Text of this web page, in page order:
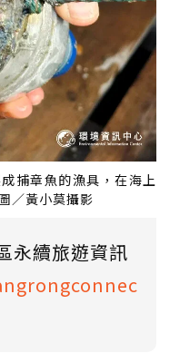
捕章魚的漁具，在海上
／黃小莫攝影
永續旅遊資訊